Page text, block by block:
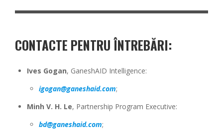
CONTACTE PENTRU ÎNTREBĂRI:
Ives Gogan, GaneshAID Intelligence:
igogan@ganeshaid.com;
Minh V. H. Le, Partnership Program Executive:
bd@ganeshaid.com;